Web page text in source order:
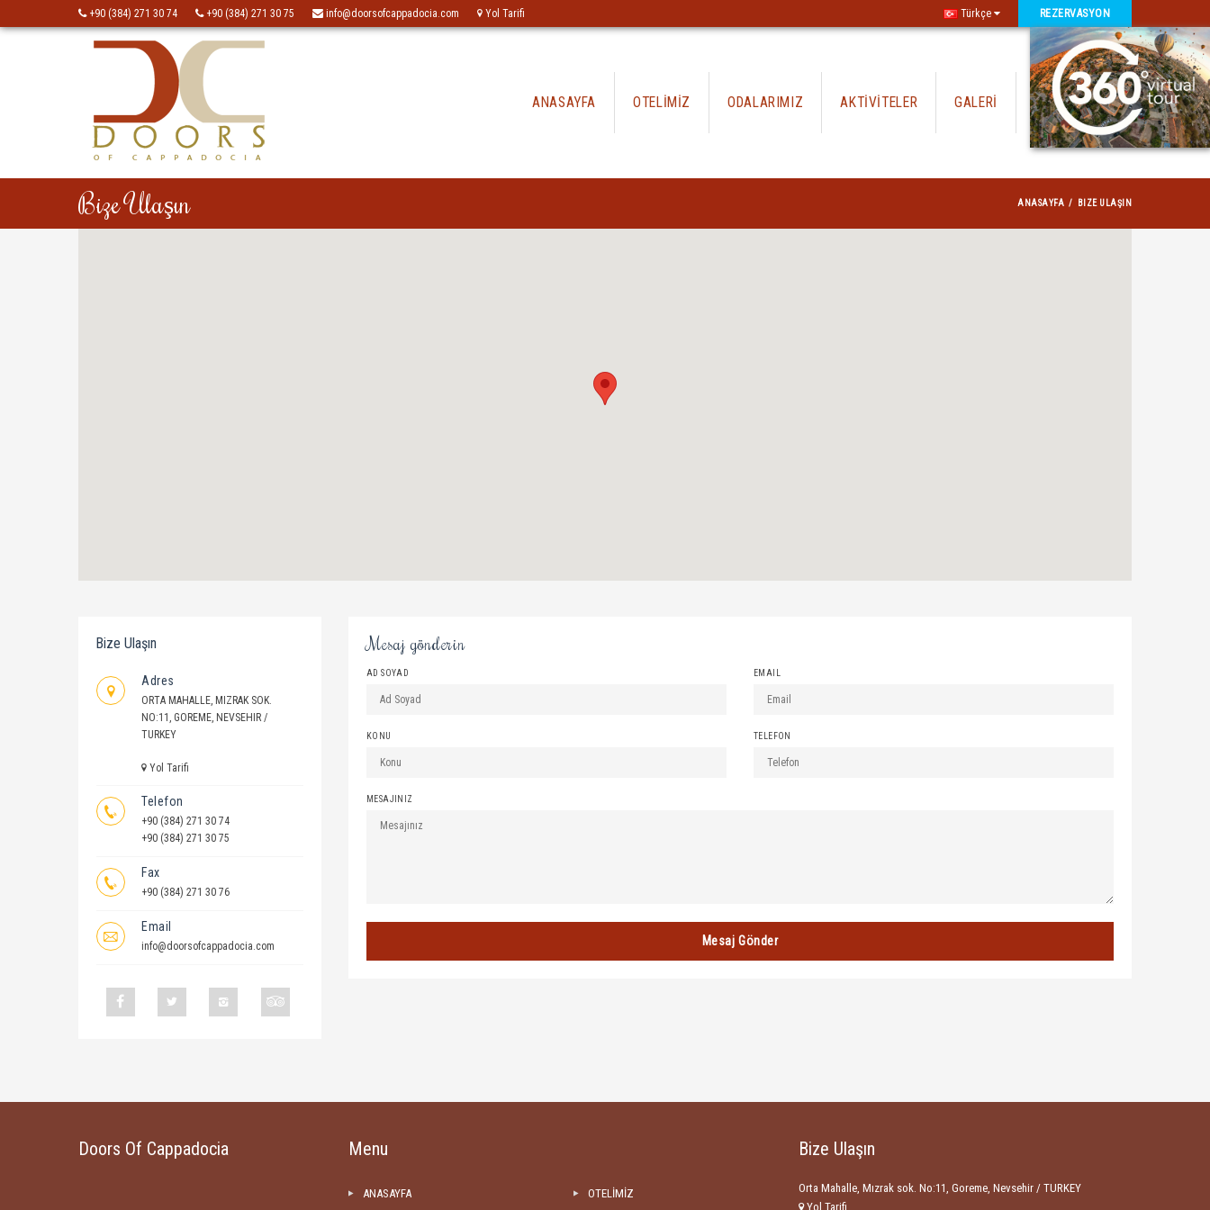
+90 (384) 271 30 74 +90 (384) 271 30 75 info@doorsofcappadocia.com Yol Tarifi Türkçe REZERVASYON
ANASAYFA OTELİMİZ ODALARIMIZ AKTİVİTELER GALERİ İLETİŞİM
Bize Ulaşın ANASAYFA BIZE ULAŞIN
Bize Ulaşın
Adres
ORTA MAHALLE, MIZRAK SOK.
NO:11, GOREME, NEVSEHIR /
TURKEY
Yol Tarifi
Telefon
+90 (384) 271 30 74
+90 (384) 271 30 75
Fax
+90 (384) 271 30 76
Email
info@doorsofcappadocia.com
Mesaj gönderin
AD SOYAD EMAIL
KONU TELEFON
MESAJINIZ
Mesaj Gönder
Doors Of Cappadocia Menu
ANASAYFA OTELİMİZ
Bize Ulaşın
Orta Mahalle, Mızrak sok. No:11, Goreme, Nevsehir / TURKEY
Yol Tarifi